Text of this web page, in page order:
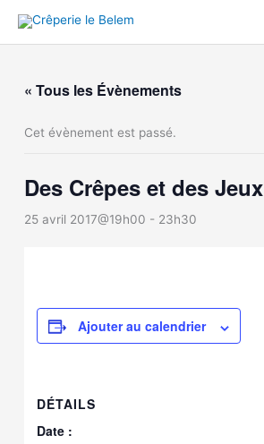
contenu
« Tous les Évènements
Cet évènement est passé.
Des Crêpes et des Jeux
25 avril 2017@19h00 - 23h30
Ajouter au calendrier
DÉTAILS
Date :